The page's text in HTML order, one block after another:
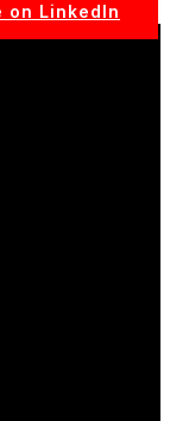
on LinkedIn